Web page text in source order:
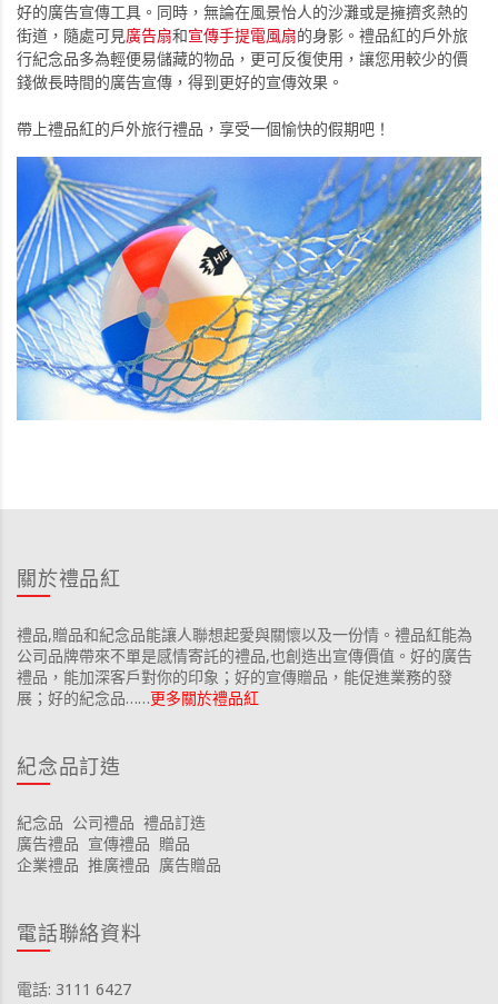
好的廣告宣傳工具。同時，無論在風景怡人的沙灘或是擁擠炙熱的
街道，隨處可見廣告扇和宣傳手提電風扇的身影。禮品紅的戶外旅
行紀念品多為輕便易儲藏的物品，更可反復使用，讓您用較少的價
錢做長時間的廣告宣傳，得到更好的宣傳效果。
帶上禮品紅的戶外旅行禮品，享受一個愉快的假期吧！
關於禮品紅
禮品,贈品和紀念品能讓人聯想起愛與關懷以及一份情。禮品紅能為
公司品牌帶來不單是感情寄託的禮品,也創造出宣傳價值。好的廣告
禮品，能加深客戶對你的印象；好的宣傳贈品，能促進業務的發
展；好的紀念品……更多關於禮品紅
紀念品訂造
紀念品 公司禮品 禮品訂造
廣告禮品 宣傳禮品 贈品
企業禮品 推廣禮品 廣告贈品
電話聯絡資料
電話: 3111 6427